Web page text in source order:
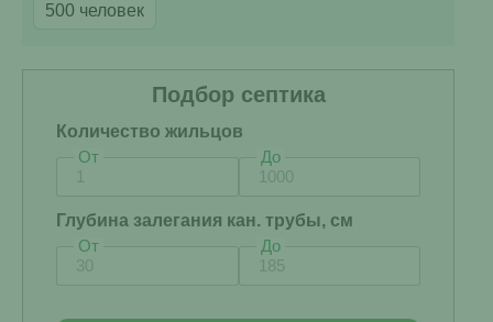
500 человек
Подбор септика
Количество жильцов
От
До
Глубина залегания кан. трубы, см
От
До